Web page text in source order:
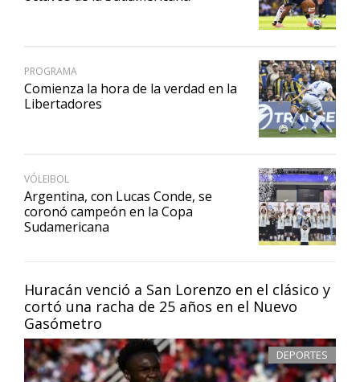
Huracán venció a San Lorenzo en el clásico y
cortó una racha de 25 años en el Nuevo
Gasómetro
DEPORTES
PROGRAMA
Comienza la hora de la verdad en la
Libertadores
VÓLEIBOL
Argentina, con Lucas Conde, se
coronó campeón en la Copa
Sudamericana